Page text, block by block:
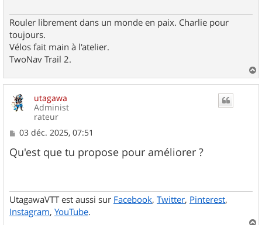
Rouler librement dans un monde en paix. Charlie pour
toujours.
Vélos fait main à l'atelier.
TwoNav Trail 2.
a
utagawa
Administ
rateur
M
s
s
03 déc. 2025, 07:51
Qu'est que tu propose pour améliorer ?
UtagawaVTT est aussi sur Facebook, Twitter, Pinterest,
Instagram, YouTube.